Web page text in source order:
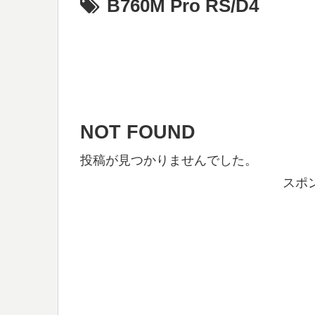
B760M Pro RS/D4
NOT FOUND
投稿が見つかりませんでした。
スポ